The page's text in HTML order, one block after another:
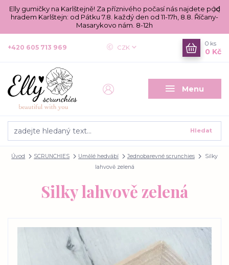
Elly gumičky na Karlštejně! Za příznivého počasí nás najdete pod
hradem Karlštejn: od Pátku 7.8. každý den od 11-17h, 8.8. Říčany-
Masarykovo nám. 8-12h
Menu
CZK
Hledat
+420 605 713 969
0 ks
0 Kč
Úvod SCRUNCHIES Umělé hedvábí Jednobarevné scrunchies
Silky
lahvově zelená
Silky lahvově zelená